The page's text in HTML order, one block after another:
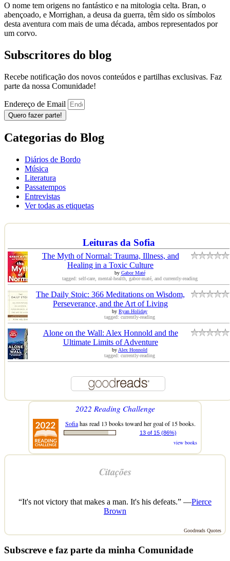
O nome tem origens no fantástico e na mitologia celta. Bran, o
abençoado, e Morrighan, a deusa da guerra, têm sido os símbolos
desta aventura com mais de uma década, ambos representados por
um corvo.
Subscritores do blog
Recebe notificação dos novos conteúdos e partilhas exclusivas. Faz
parte da nossa Comunidade!
Endereço de Email
Quero fazer parte!
Categorias do Blog
Diários de Bordo
Música
Literatura
Passatempos
Entrevistas
Ver todas as etiquetas
Leituras da Sofia
The Myth of Normal: Trauma, Illness, and
Healing in a Toxic Culture
by Gabor Maté
tagged: self-care, mental-health, gabor-maté, and currently-reading
The Daily Stoic: 366 Meditations on Wisdom,
Perseverance, and the Art of Living
by Ryan Holiday
tagged: currently-reading
Alone on the Wall: Alex Honnold and the
Ultimate Limits of Adventure
byAlex Honnold
tagged: currently-reading
2022 Reading Challenge
Sofiahas read 13 books toward her goal of 15 books.
13 of 15 (86%)
view books
Citações
“It's not victory that makes a man. It's his defeats.” —Pierce
Brown
Goodreads Quotes
Subscreve e faz parte da minha Comunidade